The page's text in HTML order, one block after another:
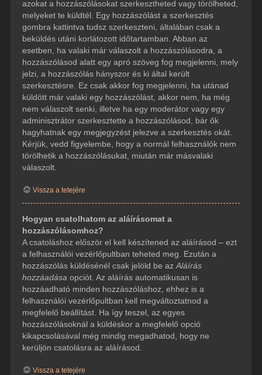
azokat a hozzászólásokat szerkesztheted vagy törölheted,
melyeket te küldtél. Egy hozzászólást a szerkesztés
gombra kattintva tudsz szerkeszteni, általában csak a
beküldés utáni korlátozott időtartamban. Abban az
esetben, ha valaki már válaszolt a hozzászólásodra, a
hozzászólásod alatt egy apró szöveg fog megjelenni, mely
jelzi, a hozzászólás hányszor és ki által került
szerkesztésre. Ez csak akkor fog megjelenni, ha utánad
küldött már valaki egy hozzászólást, akkor nem, ha még
nem válaszolt senki, illetve ha egy moderátor vagy egy
adminisztrátor szerkesztette a hozzászólásod, bár ők
hagyhatnak egy megjegyzést jelezve a szerkesztés okát.
Kérjük, vedd figyelembe, hogy a normál felhasználók nem
törölhetik a hozzászólásukat, miután már másvalaki
válaszolt.
Vissza a tetejére
Hogyan csatolhatom az aláírásomat a
hozzászólásomhoz?
A csatoláshoz először el kell készítened az aláírásod – ezt
a felhasználói vezérlőpultban teheted meg. Ezután a
hozzászólás küldésénél csak jelöld be az Aláírás
hozzáadása opciót. Az aláírás automatikusan is
hozzáadható minden hozzászóláshoz, ehhez is a
felhasználói vezérlőpultban kell megváltoztatnod a
megfelelő beállítást. Ha így teszel, az egyes
hozzászólásoknál a küldéskor a megfelelő opció
kikapcsolásával még mindig megadhatod, hogy ne
kerüljön csatolásra az aláírásod.
Vissza a tetejére